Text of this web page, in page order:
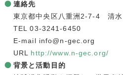
連絡先
東京都中央区八重洲2-7-4 清水
TEL 03-3241-6450
E-mail info@n-gec.org
URL http://www.n-gec.org/
背景と活動目的